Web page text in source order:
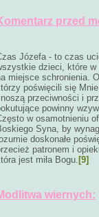
przed
Józefa - to czas
dzieci, które w
miejsce schronienia.
poświęcili się
przeciwności i
powinny
w osamotnieniu
Syna, by
doskonałe
patronem i
jest miła Bogu. [9]
wiernych: